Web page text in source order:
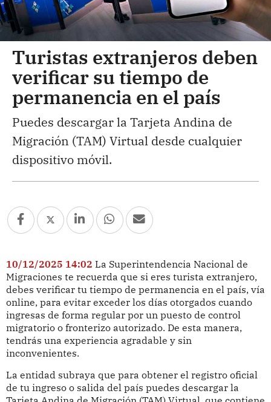
Turistas extranjeros deben
verificar su tiempo de
permanencia en el país
Puedes descargar la Tarjeta Andina de
Migración (TAM) Virtual desde cualquier
dispositivo móvil.
10/12/2025 14:02 La Superintendencia Nacional de
Migraciones te recuerda que si eres turista extranjero,
debes verificar tu tiempo de permanencia en el país, vía
online, para evitar exceder los días otorgados cuando
ingresas de forma regular por un puesto de control
migratorio o fronterizo autorizado. De esta manera,
tendrás una experiencia agradable y sin
inconvenientes.
La entidad subraya que para obtener el registro oficial
de tu ingreso o salida del país puedes descargar la